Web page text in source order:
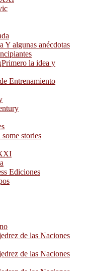
Y algunas anécdotas
la idea y
Entrenamiento
stories
Ediciones
de las Naciones
de las Naciones